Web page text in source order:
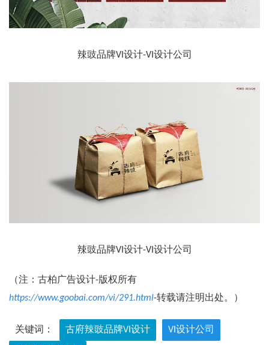
辣豉品牌VI设计-VI设计公司
辣豉品牌VI设计-VI设计公司
（注：古柏广告设计-版权所有
https://www.goobai.com/vi/291.html-转载请注明出处。）
关键词： 古府辣豉品牌VI设计 VI设计公司